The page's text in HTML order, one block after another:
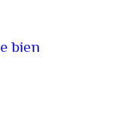
étapes
bien